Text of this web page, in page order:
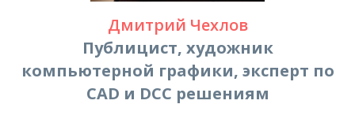
Дмитрий Чехлов
Публицист, художник
компьютерной графики, эксперт по
CAD и DCC решениям